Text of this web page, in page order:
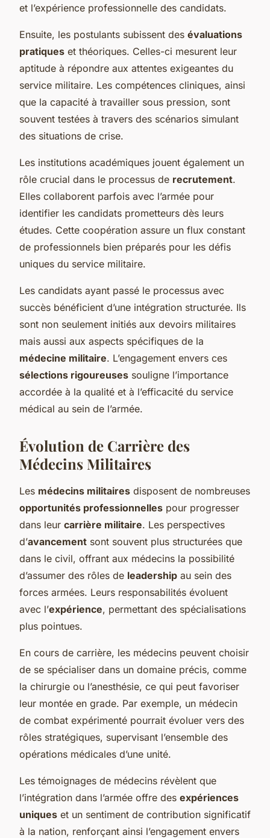
et l’expérience professionnelle des candidats.
Ensuite, les postulants subissent des évaluations
pratiques et théoriques. Celles-ci mesurent leur
aptitude à répondre aux attentes exigeantes du
service militaire. Les compétences cliniques, ainsi
que la capacité à travailler sous pression, sont
souvent testées à travers des scénarios simulant
des situations de crise.
Les institutions académiques jouent également un
rôle crucial dans le processus de recrutement.
Elles collaborent parfois avec l’armée pour
identifier les candidats prometteurs dès leurs
études. Cette coopération assure un flux constant
de professionnels bien préparés pour les défis
uniques du service militaire.
Les candidats ayant passé le processus avec
succès bénéficient d’une intégration structurée. Ils
sont non seulement initiés aux devoirs militaires
mais aussi aux aspects spécifiques de la
médecine militaire. L’engagement envers ces
sélections rigoureuses souligne l’importance
accordée à la qualité et à l’efficacité du service
médical au sein de l’armée.
Évolution de Carrière des
Médecins Militaires
Les médecins militaires disposent de nombreuses
opportunités professionnelles pour progresser
dans leur carrière militaire. Les perspectives
d’avancement sont souvent plus structurées que
dans le civil, offrant aux médecins la possibilité
d’assumer des rôles de leadership au sein des
forces armées. Leurs responsabilités évoluent
avec l’expérience, permettant des spécialisations
plus pointues.
En cours de carrière, les médecins peuvent choisir
de se spécialiser dans un domaine précis, comme
la chirurgie ou l’anesthésie, ce qui peut favoriser
leur montée en grade. Par exemple, un médecin
de combat expérimenté pourrait évoluer vers des
rôles stratégiques, supervisant l’ensemble des
opérations médicales d’une unité.
Les témoignages de médecins révèlent que
l’intégration dans l’armée offre des expériences
uniques et un sentiment de contribution significatif
à la nation, renforçant ainsi l’engagement envers